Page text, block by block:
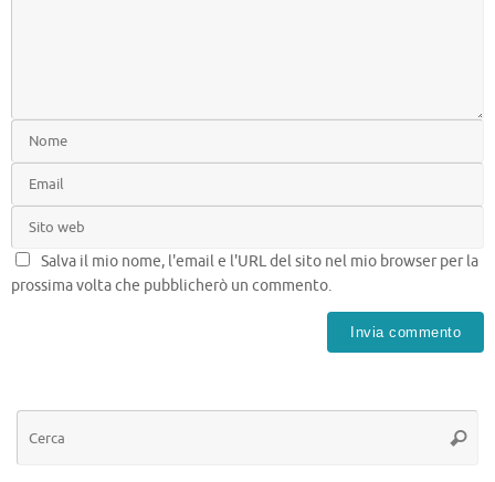
Salva il mio nome, l'email e l'URL del sito nel mio browser per la
prossima volta che pubblicherò un commento.